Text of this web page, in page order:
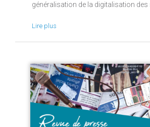
généralisation de la digitalisation des
Lire plus